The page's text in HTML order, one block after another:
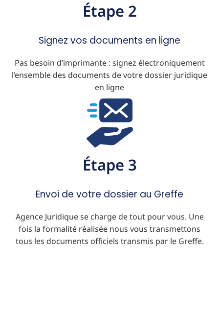
Étape 2
Signez vos documents en ligne
Pas besoin d’imprimante : signez électroniquement
l’ensemble des documents de votre dossier juridique
en ligne
Étape 3
Envoi de votre dossier au Greffe
Agence Juridique se charge de tout pour vous. Une
fois la formalité réalisée nous vous transmettons
tous les documents officiels transmis par le Greffe.